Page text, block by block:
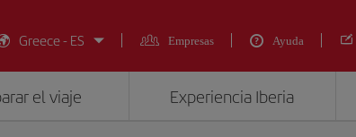
Greece - ES
Empresas Ayuda
el viaje Experiencia Iberia